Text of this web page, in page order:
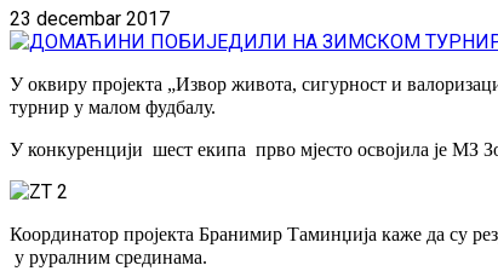
23 decembar 2017
У оквиру пројекта „Извор живота, сигурност и
турнир у малом фудбалу.
У конкуренцији шест екипа прво мјесто освојила је МЗ
Координатор пројекта Бранимир Таминџија каже да су
у руралним срединама.